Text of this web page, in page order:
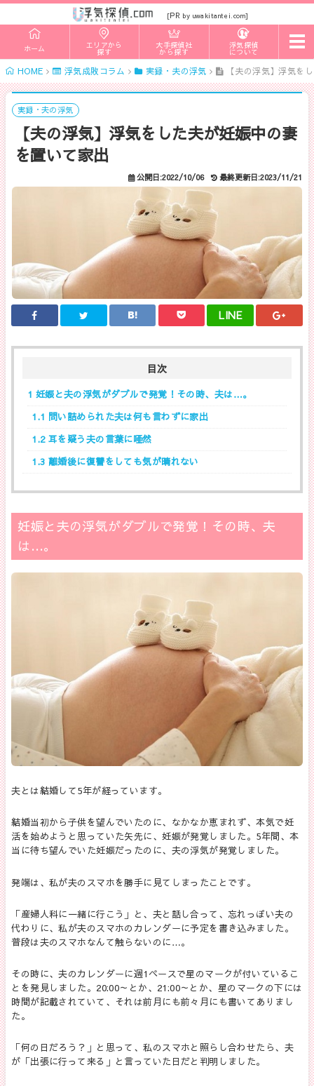
[PR by uwakitantei.com]
ホーム エリアから
探す
大手探偵社
から探す
浮気探偵
について
t
o
g
g
l
e
v
i
t
i
HOME 浮気成敗コラム 実録・夫の浮気 【夫の浮気】浮気を
実録・夫の浮気
【夫の浮気】浮気をした夫が妊娠中の妻
を置いて家出
公開日:2022/10/06 最終更新日:2023/11/21
LINE
目次
1 妊娠と夫の浮気がダブルで発覚！その時、夫は…。
1.1 問い詰められた夫は何も言わずに家出
1.2耳を疑う夫の言葉に唖然
1.3 離婚後に復讐をしても気が晴れない
妊娠と夫の浮気がダブルで発覚！その時、夫
は…。
夫とは結婚して5年が経っています。
結婚当初から子供を望んでいたのに、なかなか恵まれず、本気で妊
活を始めようと思っていた矢先に、妊娠が発覚しました。 5年間、本
当に待ち望んでいた妊娠だったのに、夫の浮気が発覚しました。
発端は、私が夫のスマホを勝手に見てしまったことです。
「産婦人科に一緒に行こう」と、夫と話し合って、忘れっぽい夫の
代わりに、私が夫のスマホのカレンダーに予定を書き込みました。
普段は夫のスマホなんて触らないのに…。
その時に、夫のカレンダーに週1 ペースで星のマークが付いているこ
とを発見しました。 20:00～とか、 21:00～とか、星のマークの下には
時間が記載されていて、それは前月にも前々月にも書いてありまし
た。
「何の日だろう？」と思って、私のスマホと照らし合わせたら、夫
が「出張に行って来る」と言っていた日だと判明しました。